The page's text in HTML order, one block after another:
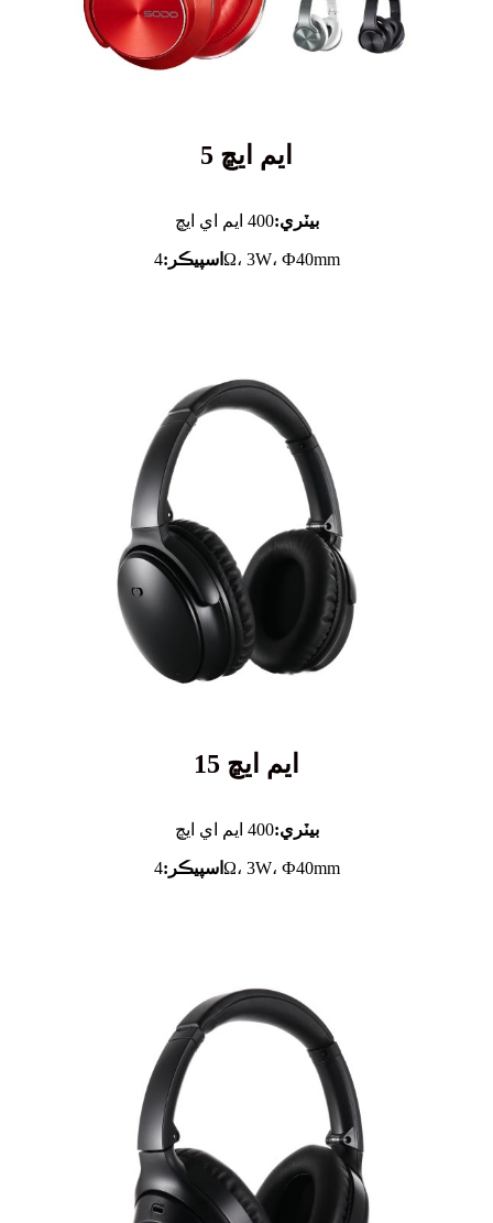
ايم ايڇ 5
بيٽري:400 ايم اي ايڇ
اسپيڪر: 4Ω، 3W، Ф40mm
ايم ايڇ 15
بيٽري:400 ايم اي ايڇ
اسپيڪر: 4Ω، 3W، Ф40mm